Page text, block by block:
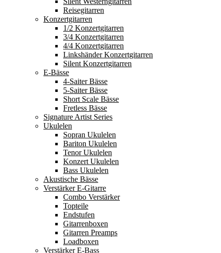
Reisegitarren
Konzertgitarren
1/2 Konzertgitarren
3/4 Konzertgitarren
4/4 Konzertgitarren
Linkshänder Konzertgitarren
Silent Konzertgitarren
E-Bässe
4-Saiter Bässe
5-Saiter Bässe
Short Scale Bässe
Fretless Bässe
Signature Artist Series
Ukulelen
Sopran Ukulelen
Bariton Ukulelen
Tenor Ukulelen
Konzert Ukulelen
Bass Ukulelen
Akustische Bässe
Verstärker E-Gitarre
Combo Verstärker
Topteile
Endstufen
Gitarrenboxen
Gitarren Preamps
Loadboxen
Verstärker E-Bass